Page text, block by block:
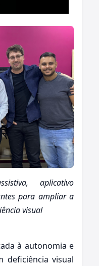
aplicativo
para ampliar a
visual
à autonomia e
deficiência visual